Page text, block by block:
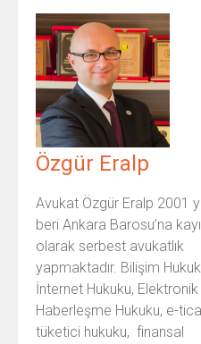
Özgür Eralp
Avukat Özgür Eralp 2001
beri Ankara Barosu’na
olarak serbest avukatlık
yapmaktadır. Bilişim
İnternet Hukuku, Elektronik
Haberleşme Hukuku, e-
tüketici hukuku, finansal